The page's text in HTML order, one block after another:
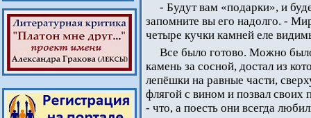
- Будут вам «подарки», и
запомните вы его надолго. -
четыре кучки камней еле
Все было готово. Можно
камень за сосной, достал из
лепёшки на равные части,
флягой с вином и позвал своих
- что, а поесть они всегда